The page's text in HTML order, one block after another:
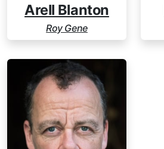
Arell Blanton
Roy Gene